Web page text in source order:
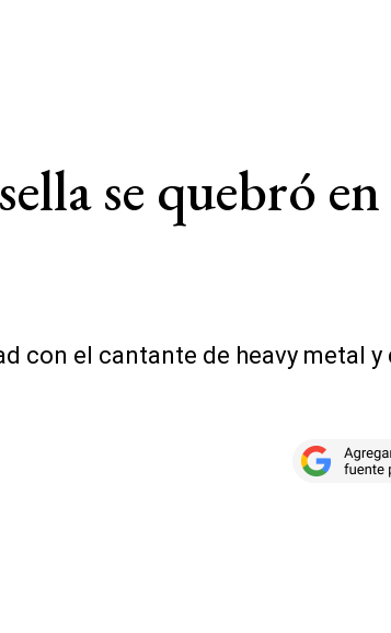
se quebró
con el cantante de heavy metal